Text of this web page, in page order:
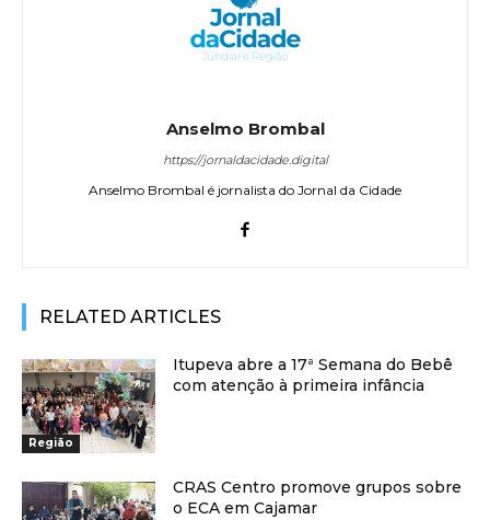
Anselmo Brombal
https://jornaldacidade.digital
Anselmo Brombal é jornalista do Jornal da Cidade
RELATED ARTICLES
Região
Itupeva abre a 17ª Semana do Bebê
com atenção à primeira infância
CRAS Centro promove grupos sobre
o ECA em Cajamar